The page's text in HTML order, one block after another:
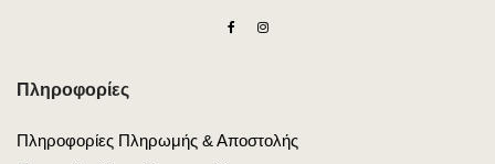
Πληροφορίες
Πληροφορίες Πληρωμής & Αποστολής